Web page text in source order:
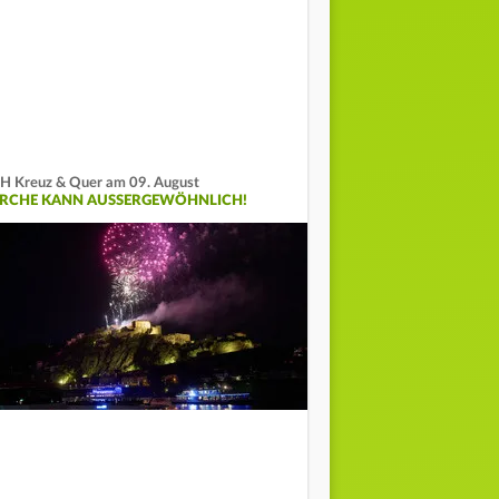
Kreuz & Quer am 09. August
KANN AUSSERGEWÖHNLICH!